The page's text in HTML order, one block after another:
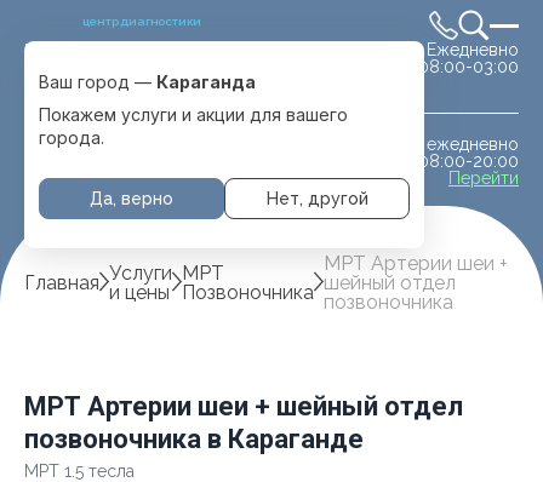
центр диагностики
Выбрать город
с. Отеген батыра
Ежедневно
08:00-03:00
ежедневно
08:00-20:00
Перейти
Ваш город — Караганда
Покажем услуги и акции для вашего
города.
Да, верно Нет, другой
Главная Услуги
и цены
МРТ
Позвоночника
МРТ Артерии шеи +
шейный отдел
позвоночника
МРТ Артерии шеи + шейный отдел
позвоночника в Караганде
МРТ 1.5 тесла